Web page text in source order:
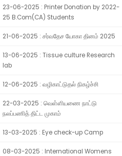
23-06-2025 : Printer Donation by 2022-
25 B.Com(CA) Students
21-06-2025 : சர்வதேச யோகா தினம் 2025
13-06-2025 : Tissue culture Research
lab
12-06-2025 : வழிகாட்டுதல் நிகழ்ச்சி
22-03-2025 : வெள்ளியணை நாட்டு
நலப்பணித் திட்ட முகாம்
13-03-2025 : Eye check-up Camp
08-03-2025 : International Womens